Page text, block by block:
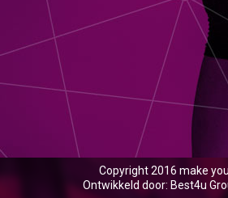
Copyright 2016 make
Ontwikkeld door: Best4u